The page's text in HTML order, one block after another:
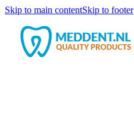
Skip to main contentSkip to footer